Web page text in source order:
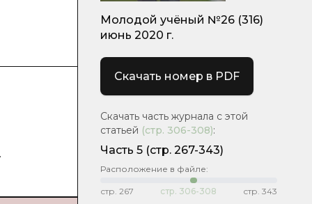
Молодой учёный №26 (316)
июнь 2020 г.
Скачать номер в PDF
Скачать часть журнала с этой
статьей (стр. 306-308):
Часть 5 (стр. 267-343)
Расположение в файле:
стр. 267 стр. 306-308 стр. 343